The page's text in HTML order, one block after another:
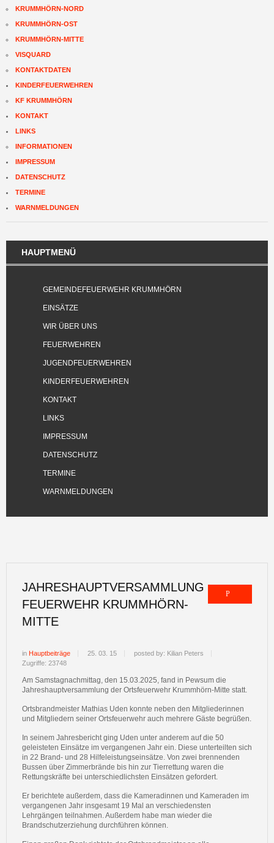
KRUMMHÖRN-NORD
KRUMMHÖRN-OST
KRUMMHÖRN-MITTE
VISQUARD
KONTAKTDATEN
KINDERFEUERWEHREN
KF KRUMMHÖRN
KONTAKT
LINKS
INFORMATIONEN
IMPRESSUM
DATENSCHUTZ
TERMINE
WARNMELDUNGEN
HAUPTMENÜ
GEMEINDEFEUERWEHR KRUMMHÖRN
EINSÄTZE
WIR ÜBER UNS
FEUERWEHREN
JUGENDFEUERWEHREN
KINDERFEUERWEHREN
KONTAKT
LINKS
IMPRESSUM
DATENSCHUTZ
TERMINE
WARNMELDUNGEN
JAHRESHAUPTVERSAMMLUNG
FEUERWEHR KRUMMHÖRN-
MITTE
in Hauptbeiträge 25. 03. 15
posted by: Kilian Peters
Zugriffe: 23748
Am Samstagnachmittag, den 15.03.2025, fand in Pewsum die
Jahreshauptversammlung der Ortsfeuerwehr Krummhörn-Mitte statt.
Ortsbrandmeister Mathias Uden konnte neben den Mitgliederinnen
und Mitgliedern seiner Ortsfeuerwehr auch mehrere Gäste begrüßen.
In seinem Jahresbericht ging Uden unter anderem auf die 50
geleisteten Einsätze im vergangenen Jahr ein. Diese unterteilten sich
in 22 Brand- und 28 Hilfeleistungseinsätze. Von zwei brennenden
Bussen über Zimmerbrände bis hin zur Tierrettung waren die
Rettungskräfte bei unterschiedlichsten Einsätzen gefordert.
Er berichtete außerdem, dass die Kameradinnen und Kameraden im
vergangenen Jahr insgesamt 19 Mal an verschiedensten
Lehrgängen teilnahmen. Außerdem habe man wieder die
Brandschutzerziehung durchführen können.